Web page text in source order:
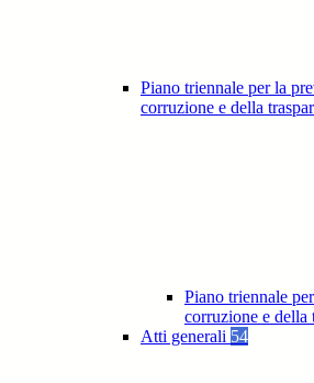
Piano triennale per la
corruzione e della
Piano triennale
corruzione e della
Atti generali 54